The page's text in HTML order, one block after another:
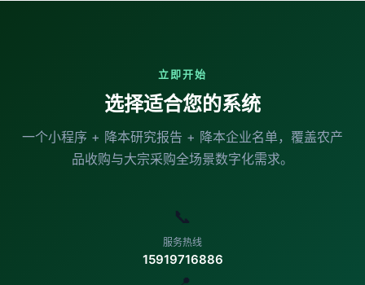
立即开始
选择适合您的系统
一个小程序 + 降本研究报告 + 降本企业名单，覆盖农产
品收购与大宗采购全场景数字化需求。
📞
服务热线
15919716886